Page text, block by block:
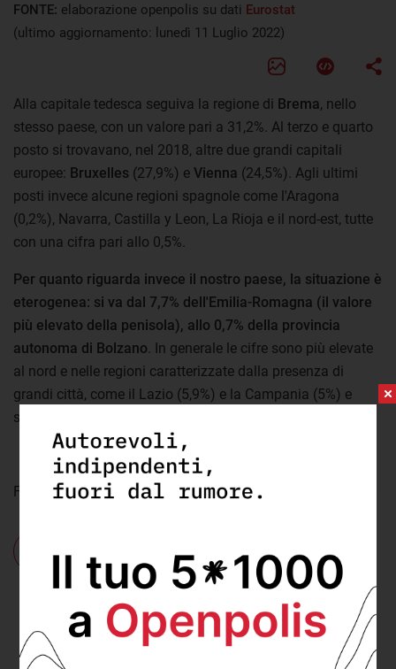
FONTE: elaborazione openpolis su dati Eurostat
(ultimo aggiornamento: lunedì 11 Luglio 2022)
Alla capitale tedesca seguiva la regione di Brema, nello
stesso paese, con un valore pari a 31,2%. Al terzo e quarto
posto si trovavano, nel 2018, altre due grandi capitali
europee: Bruxelles (27,9%) e Vienna (24,5%). Agli ultimi
posti invece alcune regioni spagnole come l'Aragona
(0,2%), Navarra, Castilla y Leon, La Rioja e il nord-est, tutte
con una cifra pari allo 0,5%.
Per quanto riguarda invece il nostro paese, la situazione è
eterogenea: si va dal 7,7% dell'Emilia-Romagna (il valore
più elevato della penisola), allo 0,7% della provincia
autonoma di Bolzano . In generale le cifre sono più elevate
al nord e nelle regioni caratterizzate dalla presenza di
grandi città, come il Lazio (5,9%) e la Campania (5%) e
sono invece più basse nelle regioni meno urbanizzate.
Foto: Nicole Baster-licenza
Italia
Spagna Unione europea